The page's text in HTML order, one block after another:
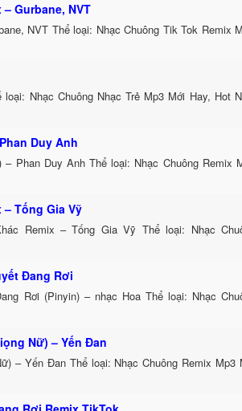
Gurbane, NVT
NVT Thể loại: Nhạc Chuông Tik Tok Remix
Nhạc Chuông Nhạc Trẻ Mp3 Mới Hay, Hot
Duy Anh
Phan Duy Anh Thể loại: Nhạc Chuông Remix
Tống Gia Vỹ
Remix – Tống Gia Vỹ Thể loại: Nhạc
Đang Rơi
Rơi (Pinyin) – nhạc Hoa Thể loại: Nhạc
Nữ) – Yến Đan
– Yến Đan Thể loại: Nhạc Chuông Remix Mp3